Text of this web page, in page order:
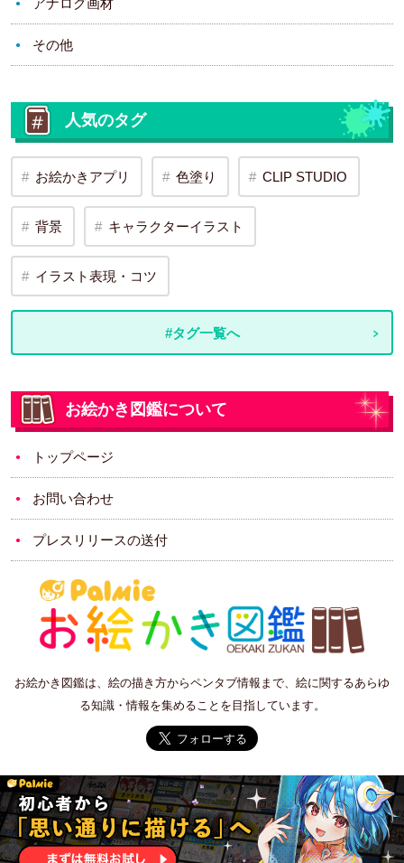
その他
人気のタグ
お絵かきアプリ 色塗り CLIP STUDIO
背景 キャラクターイラスト
イラスト表現・コツ
#タグ一覧へ
お絵かき図鑑について
トップページ
お問い合わせ
プレスリリースの送付
お絵かき図鑑は、絵の描き方からペンタブ情報まで、絵に関するあらゆ
る知識・情報を集めることを目指しています。